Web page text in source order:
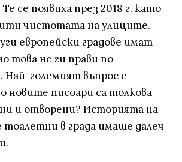
се появиха през 2018 г. като
чистотата на улиците.
европейски градове имат
това не ги прави по-
Най-големият въпрос е
новите писоари са толкова
и отворени? Историята на
в града имаше далеч